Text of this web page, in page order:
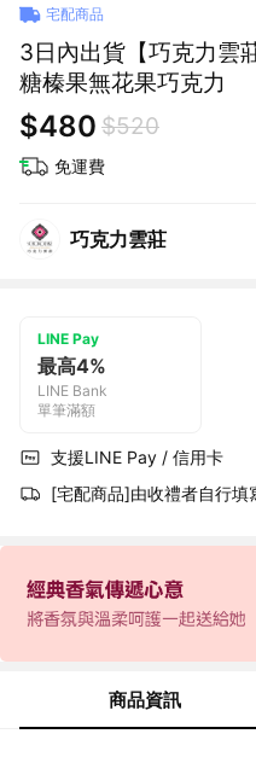
宅配商品
3日內出貨【巧克力雲
糖榛果無花果巧克力
$480 $520
免運費
巧克力雲莊
LINE Pay
最高4%
LINE Bank
單筆滿額
支援LINE Pay / 信用卡
[宅配商品]由收禮者自行填
商品資訊